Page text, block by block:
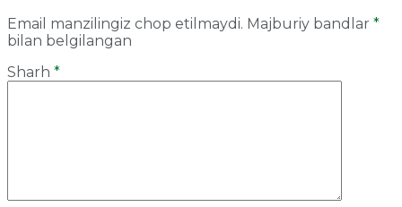
Email manzilingiz chop etilmaydi. Majburiy bandlar *
bilan belgilangan
Sharh *